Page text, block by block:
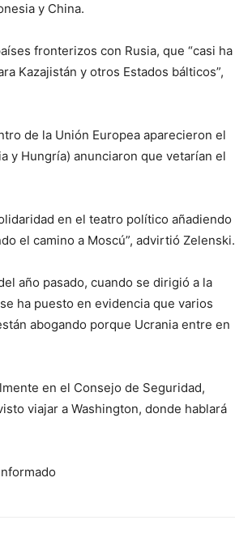
y China.
fronterizos con Rusia, que “casi ha
Kazajistán y otros Estados bálticos”,
de la Unión Europea aparecieron el
y Hungría) anunciaron que vetarían el
en el teatro político añadiendo
el camino a Moscú”, advirtió Zelenski.
año pasado, cuando se dirigió a la
ha puesto en evidencia que varios
abogando porque Ucrania entre en
en el Consejo de Seguridad,
viajar a Washington, donde hablará